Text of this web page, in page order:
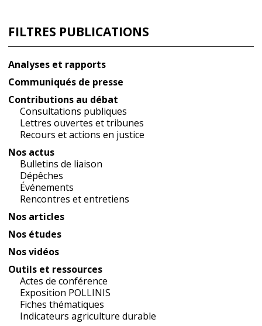
FILTRES PUBLICATIONS
Analyses et rapports
Communiqués de presse
Contributions au débat
Consultations publiques
Lettres ouvertes et tribunes
Recours et actions en justice
Nos actus
Bulletins de liaison
Dépêches
Événements
Rencontres et entretiens
Nos articles
Nos études
Nos vidéos
Outils et ressources
Actes de conférence
Exposition POLLINIS
Fiches thématiques
Indicateurs agriculture durable